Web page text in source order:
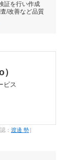
証を行い作成
/改善など品質
ビス
： 渡邊 勢］